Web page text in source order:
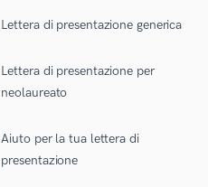
Lettera di presentazione generica
Lettera di presentazione per
neolaureato
Aiuto per la tua lettera di
presentazione